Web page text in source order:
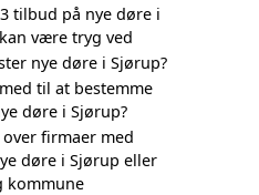
tilbud på nye døre i
være tryg ved
nye døre i Sjørup?
til at bestemme
døre i Sjørup?
firmaer med
døre i Sjørup eller
kommune